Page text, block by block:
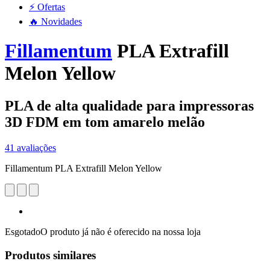
⚡ Ofertas
🔥 Novidades
Fillamentum PLA Extrafill
Melon Yellow
PLA de alta qualidade para impressoras
3D FDM em tom amarelo melão
41 avaliações
Fillamentum PLA Extrafill Melon Yellow
EsgotadoO produto já não é oferecido na nossa loja
Produtos similares